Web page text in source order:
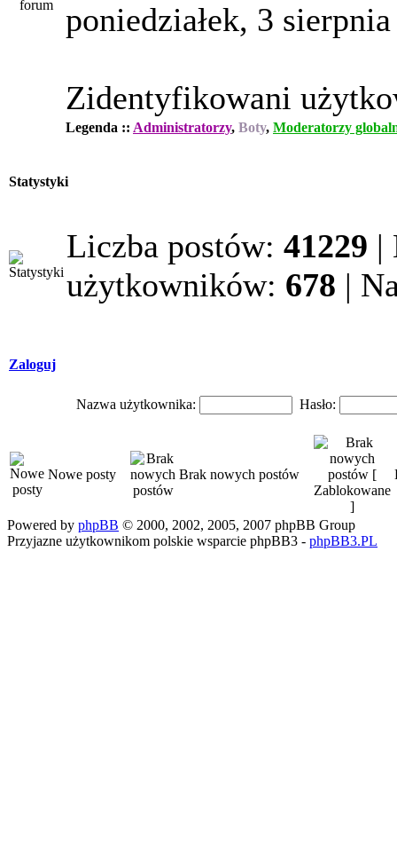
poniedziałek, 3
Zidentyfikowani
Legenda :: Administratorzy, Boty, Moderatorzy
Statystyki
Liczba postów: 41229 |
użytkowników: 678 |
Zaloguj
Nazwa użytkownika: Hasło:
Nowe posty Brak nowych postów
Powered by phpBB © 2000, 2002, 2005, 2007 phpBB Group
Przyjazne użytkownikom polskie wsparcie phpBB3 - phpBB3.PL